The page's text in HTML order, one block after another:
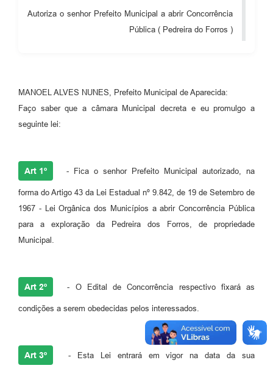
Audiências Públicas
Arquivos para Download
Galeria de Vídeos
Participe mais
Editais
Agenda
Diário Oficial
Contato
Autoriza o senhor Prefeito Municipal a abrir Concorrência
Pública ( Pedreira do Forros )
MANOEL ALVES NUNES, Prefeito Municipal de Aparecida:
Faço saber que a câmara Municipal decreta e eu promulgo a
seguinte lei:
Art 1º - Fica o senhor Prefeito Municipal autorizado, na
forma do Artigo 43 da Lei Estadual nº 9.842, de 19 de Setembro de
1967 - Lei Orgânica dos Municípios a abrir Concorrência Pública
para a exploração da Pedreira dos Forros, de propriedade
Municipal.
Art 2º - O Edital de Concorrência respectivo fixará as
condições a serem obedecidas pelos interessados.
Art 3º - Esta Lei entrará em vigor na data da sua